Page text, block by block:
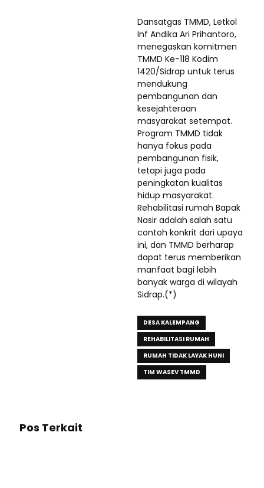
Dansatgas TMMD, Letkol
Inf Andika Ari Prihantoro,
menegaskan komitmen
TMMD Ke-118 Kodim
1420/Sidrap untuk terus
mendukung
pembangunan dan
kesejahteraan
masyarakat setempat.
Program TMMD tidak
hanya fokus pada
pembangunan fisik,
tetapi juga pada
peningkatan kualitas
hidup masyarakat.
Rehabilitasi rumah Bapak
Nasir adalah salah satu
contoh konkrit dari upaya
ini, dan TMMD berharap
dapat terus memberikan
manfaat bagi lebih
banyak warga di wilayah
Sidrap.(*)
DESA KALEMPANG
REHABILITASI RUMAH
RUMAH TIDAK LAYAK HUNI
TIM WASEV TMMD
Pos Terkait